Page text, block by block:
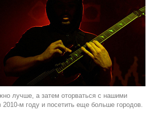
лучше, а затем оторваться с нашими
м году и посетить еще больше городов.